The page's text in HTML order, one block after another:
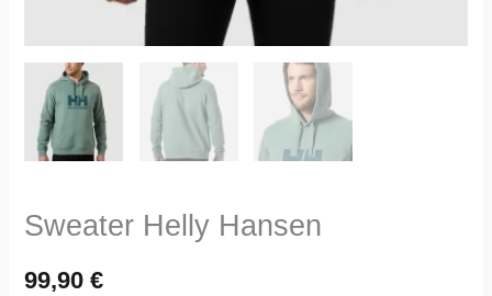
Sweater Helly Hansen
99,90€